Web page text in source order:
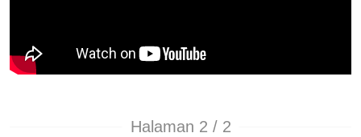
Halaman 2 / 2